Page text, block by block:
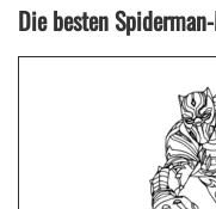
Die besten